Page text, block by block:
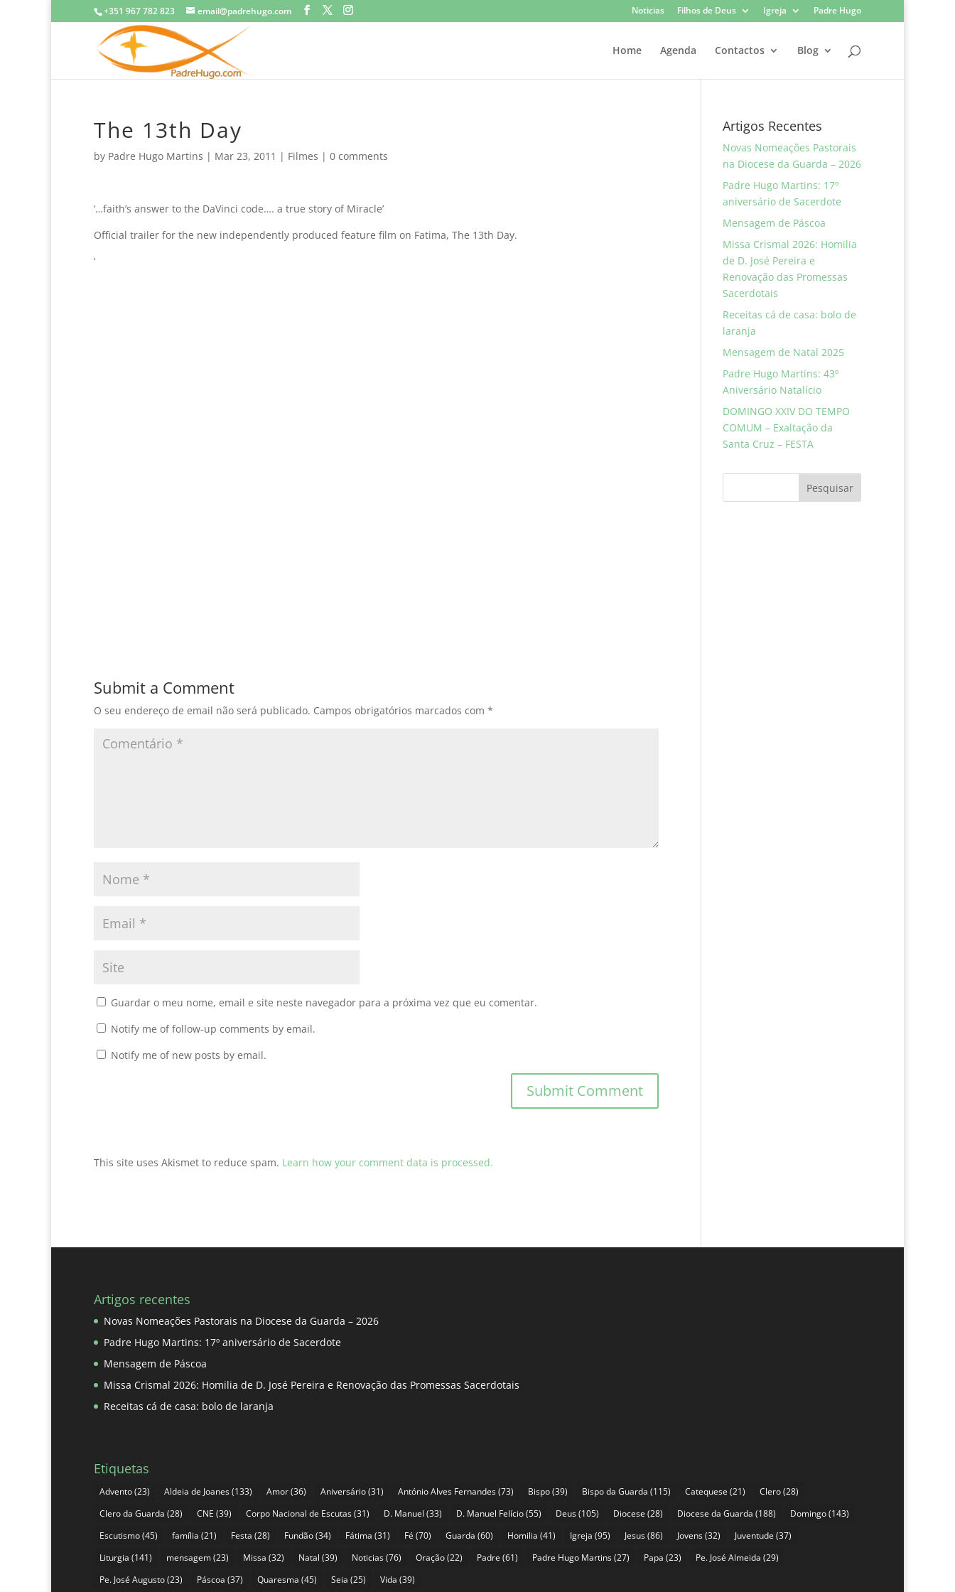
+351 967 782 823 email@padrehugo.com Noticias Filhos de Deus Igreja Padre Hugo
Home Agenda Contactos Blog
The 13th Day
by Padre Hugo Martins | Mar 23, 2011 | Filmes | 0 comments
‘…faith’s answer to the DaVinci code…. a true story of Miracle’
Official trailer for the new independently produced feature film on Fatima, The 13th Day.
‘
Submit a Comment
O seu endereço de email não será publicado. Campos obrigatórios marcados com *
Guardar o meu nome, email e site neste navegador para a próxima vez que eu comentar.
Notify me of follow-up comments by email.
Notify me of new posts by email.
This site uses Akismet to reduce spam. Learn how your comment data is processed.
Artigos Recentes
Novas Nomeações Pastorais
na Diocese da Guarda – 2026
Padre Hugo Martins: 17º
aniversário de Sacerdote
Mensagem de Páscoa
Missa Crismal 2026: Homilia
de D. José Pereira e
Renovação das Promessas
Sacerdotais
Receitas cá de casa: bolo de
laranja
Mensagem de Natal 2025
Padre Hugo Martins: 43º
Aniversário Natalício
DOMINGO XXIV DO TEMPO
COMUM – Exaltação da
Santa Cruz – FESTA
Pesquisar
Artigos recentes
Novas Nomeações Pastorais na Diocese da Guarda – 2026
Padre Hugo Martins: 17º aniversário de Sacerdote
Mensagem de Páscoa
Missa Crismal 2026: Homilia de D. José Pereira e Renovação das Promessas Sacerdotais
Receitas cá de casa: bolo de laranja
Etiquetas
Advento(23) Aldeia de Joanes(133) Amor(36) Aniversário(31) António Alves Fernandes(73) Bispo(39) Bispo da Guarda (115) Catequese (21) Clero(28)
Clero da Guarda (28) CNE (39) Corpo Nacional de Escutas(31) D. Manuel (33) D. Manuel Felício(55) Deus(105) Diocese (28) Diocese da Guarda (188) Domingo(143)
Escutismo(45) família (21) Festa (28) Fundão(34) Fátima (31) Fé (70) Guarda (60) Homilia (41) Igreja (95) Jesus(86) Jovens(32) Juventude (37)
Liturgia (141) mensagem(23) Missa (32) Natal (39) Noticias(76) Oração(22) Padre (61) Padre Hugo Martins(27) Papa (23) Pe. José Almeida (29)
Pe. José Augusto(23) Páscoa (37) Quaresma (45) Seia (25) Vida (39)